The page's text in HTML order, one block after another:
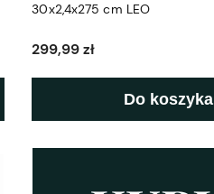
30x2,4x275 cm LEO
299,99 zł
Do koszyka